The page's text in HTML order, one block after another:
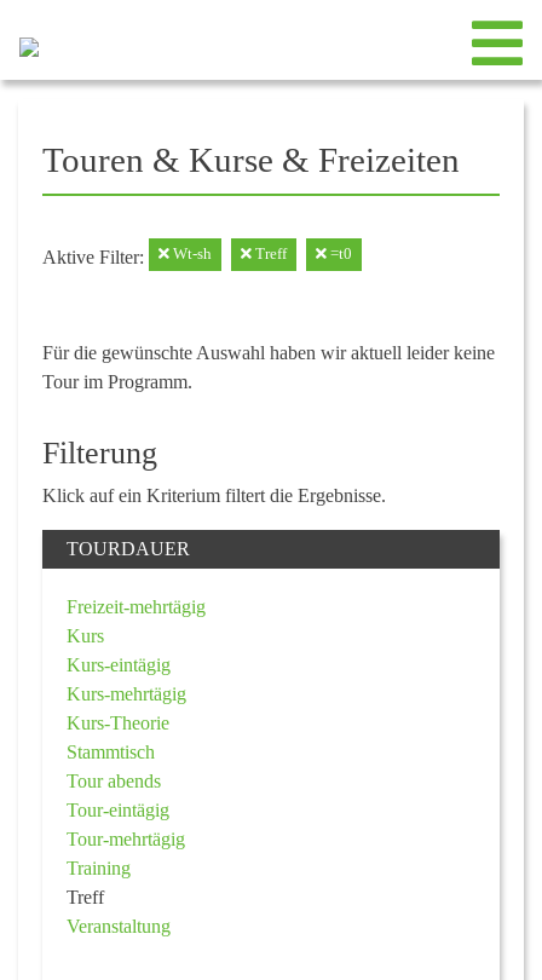
Touren & Kurse & Freizeiten
Aktive Filter: Wt-sh Treff =t0
Für die gewünschte Auswahl haben wir aktuell leider keine
Tour im Programm.
Filterung
Klick auf ein Kriterium filtert die Ergebnisse.
TOURDAUER
Freizeit-mehrtägig
Kurs
Kurs-eintägig
Kurs-mehrtägig
Kurs-Theorie
Stammtisch
Tour abends
Tour-eintägig
Tour-mehrtägig
Training
Treff
Veranstaltung